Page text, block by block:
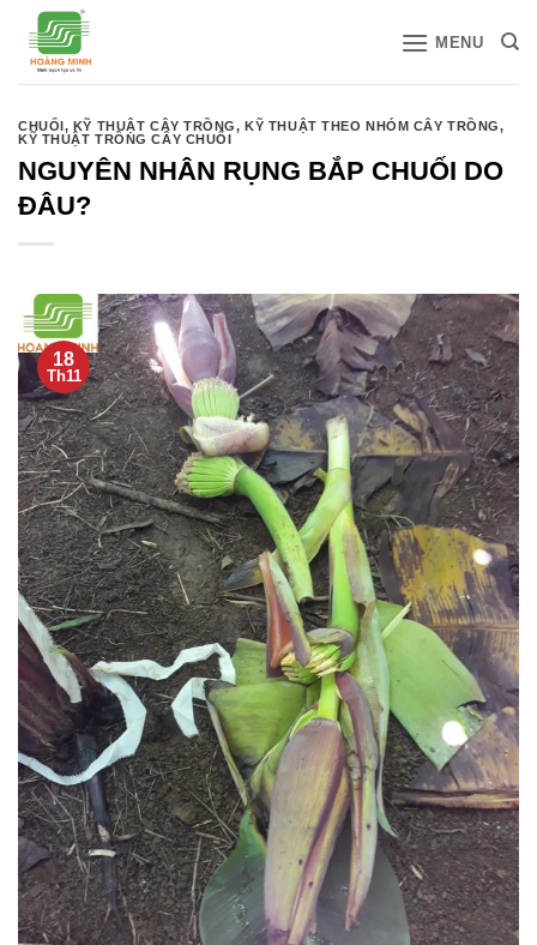
qua
MENU
CHUỐI, KỸ THUẬT CÂY TRỒNG,KỸ THUẬT THEO NHÓM CÂY TRỒNG,
KỸ THUẬT TRỒNG CÂY CHUỐI
NGUYÊN NHÂN RỤNG BẮP CHUỐI DO
ĐÂU?
18
Th11